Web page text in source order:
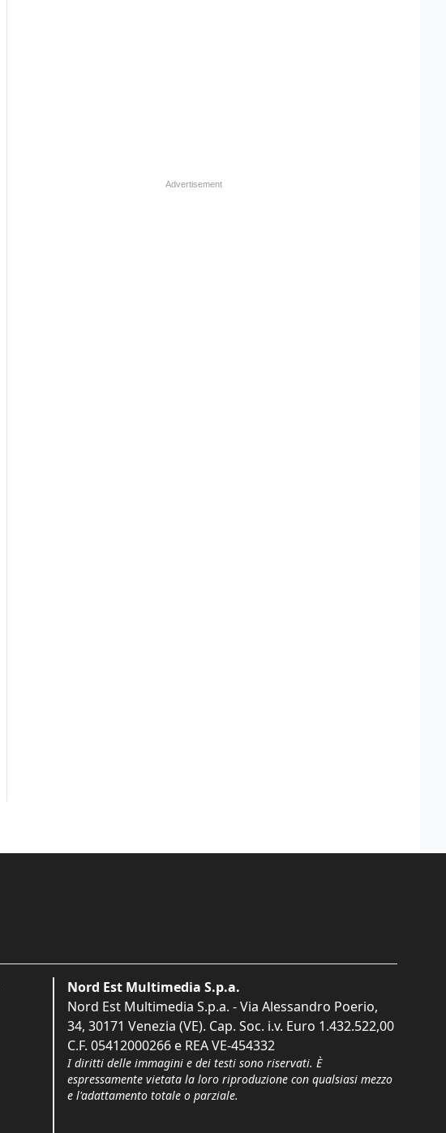
Nord Est Multimedia S.p.a.
Nord Est Multimedia S.p.a. - Via Alessandro Poerio,
34, 30171 Venezia (VE). Cap. Soc. i.v. Euro 1.432.522,00
C.F. 05412000266 e REA VE-454332
I diritti delle immagini e dei testi sono riservati. È
espressamente vietata la loro riproduzione con qualsiasi mezzo
e l'adattamento totale o parziale.